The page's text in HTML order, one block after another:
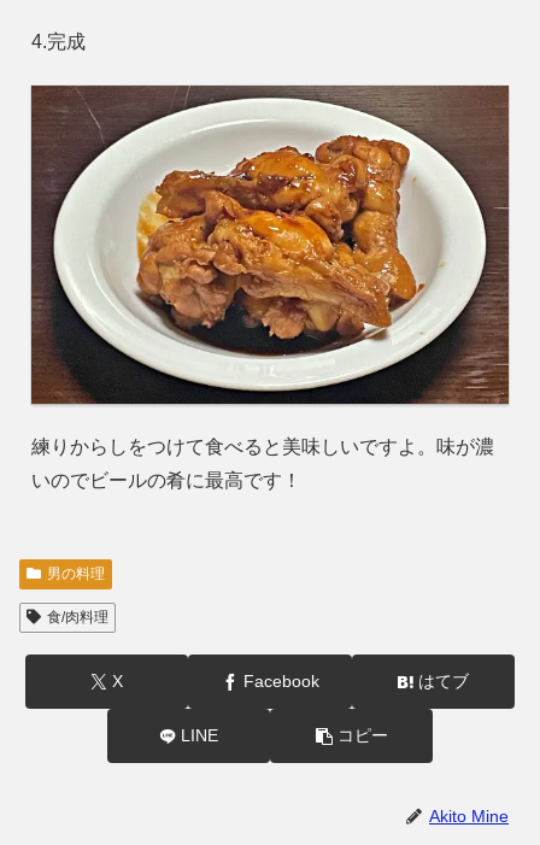
4.完成
練りからしをつけて食べると美味しいですよ。味が濃
いのでビールの肴に最高です！
男の料理
食/肉料理
X Facebook はてブ
LINE コピー
Akito Mine